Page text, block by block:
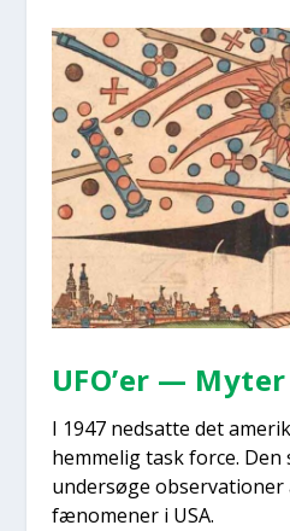
UFO’er —
I 1947 ned­sat­te det
hem­me­lig task for­ce. Den
under­sø­ge
fæ­no­me­ner i USA.